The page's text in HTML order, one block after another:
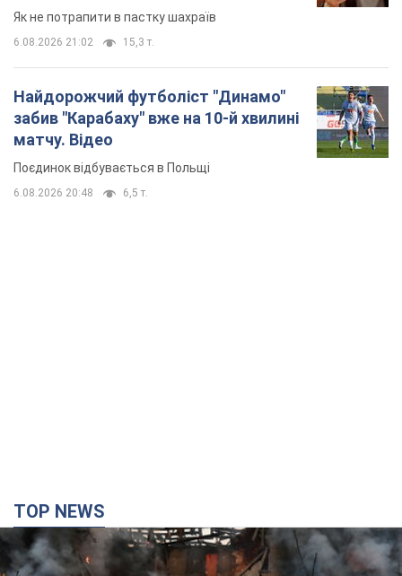
Як не потрапити в пастку шахраїв
6.08.2026 21:02 15,3 т.
Найдорожчий футболіст "Динамо"
забив "Карабаху" вже на 10-й хвилині
матчу. Відео
Поєдинок відбувається в Польщі
6.08.2026 20:48 6,5 т.
TOP NEWS